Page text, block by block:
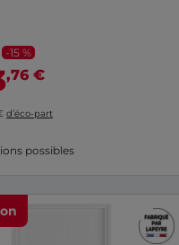
-15 %
,76 €
d’éco-part
possibles